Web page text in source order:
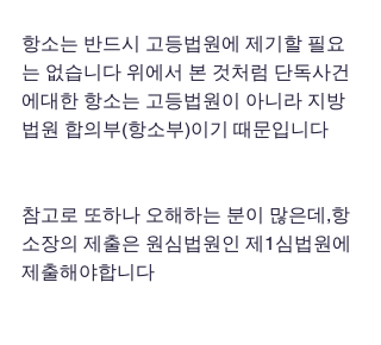
항소는 반드시 고등법원에 제기할 필요
는 없습니다 위에서 본 것처럼 단독사건
에대한 항소는 고등법원이 아니라 지방
법원 합의부(항소부)이기 때문입니다
참고로 또하나 오해하는 분이 많은데,항
소장의 제출은 원심법원인 제1심법원에
제출해야합니다